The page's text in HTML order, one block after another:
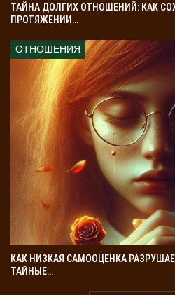
ТАЙНА ДОЛГИХ ОТНОШЕНИЙ: КАК
ПРОТЯЖЕНИИ…
ОТНОШЕНИЯ
КАК НИЗКАЯ САМООЦЕНКА
ТАЙНЫЕ…